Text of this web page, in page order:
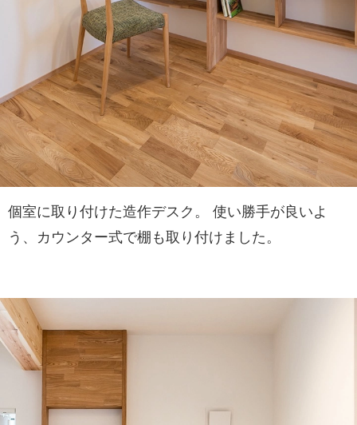
個室に取り付けた造作デスク。 使い勝手が良いよ
う、カウンター式で棚も取り付けました。